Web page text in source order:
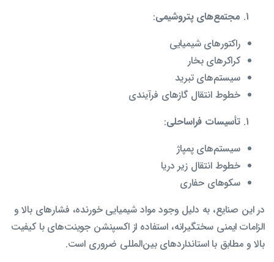
مجتمع‌های پتروشیمی:
راکتورهای شیمیایی
کراکرهای بخار
سیستم‌های تبرید
خطوط انتقال گازهای فرآیندی
تأسیسات فراساحلی:
سیستم‌های پمپاژ
خطوط انتقال زیر دریا
سکوهای حفاری
در این صنایع، به دلیل وجود مواد شیمیایی خورنده، فشارهای بالا و
الزامات ایمنی سختگیرانه، استفاده از اکسپنشن جوینت‌های با کیفیت
بالا و مطابق با استانداردهای بین‌المللی ضروری است.